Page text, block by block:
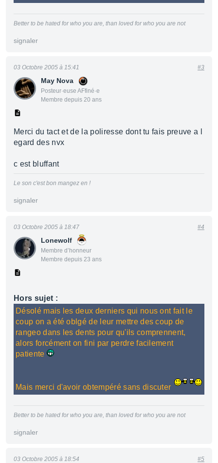
Better to be hated for who you are, than loved for who you are not
signaler
May Nova
Posteur·euse AFfiné·e
Membre depuis 20 ans
03 Octobre 2005 à 15:41 #3
Merci du tact et de la poliresse dont tu fais preuve a l
egard des nvx
c est bluffant
Le son c'est bon mangez en !
signaler
Lonewolf
Membre d’honneur
Membre depuis 23 ans
03 Octobre 2005 à 18:47 #4
Hors sujet :
Désolé mais les deux derniers qui nous ont fait le
coup on a été oblgé de leur mettre des coup de
rangeo dans les dents pour qu'ils comprennent,
alors forcément on fini par perdre facilement
patiente
Mais merci d'avoir obtempéré sans discuter
Better to be hated for who you are, than loved for who you are not
signaler
03 Octobre 2005 à 18:54 #5